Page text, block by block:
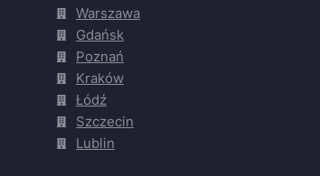
Warszawa
Gdańsk
Poznań
Kraków
Łódź
Szczecin
Lublin